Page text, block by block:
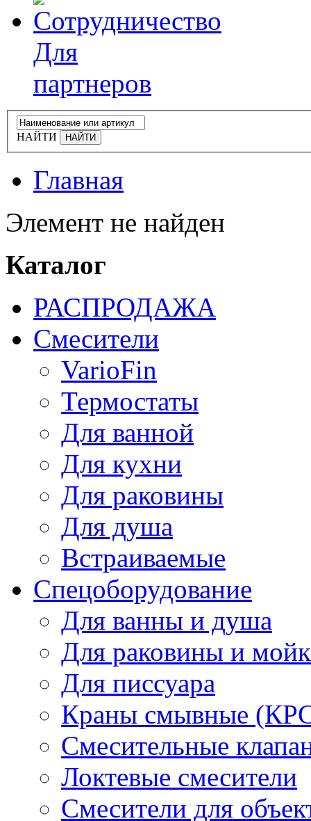
Для
партнеров
НАЙТИ
Главная
Элемент не найден
Каталог
РАСПРОДАЖА
Смесители
VarioFin
Термостаты
Для ванной
Для кухни
Для раковины
Для душа
Встраиваемые
Спецоборудование
Для ванны и душа
Для раковины и
Для писсуара
Краны смывные
Смесительные
Локтевые смесители
Смесители для